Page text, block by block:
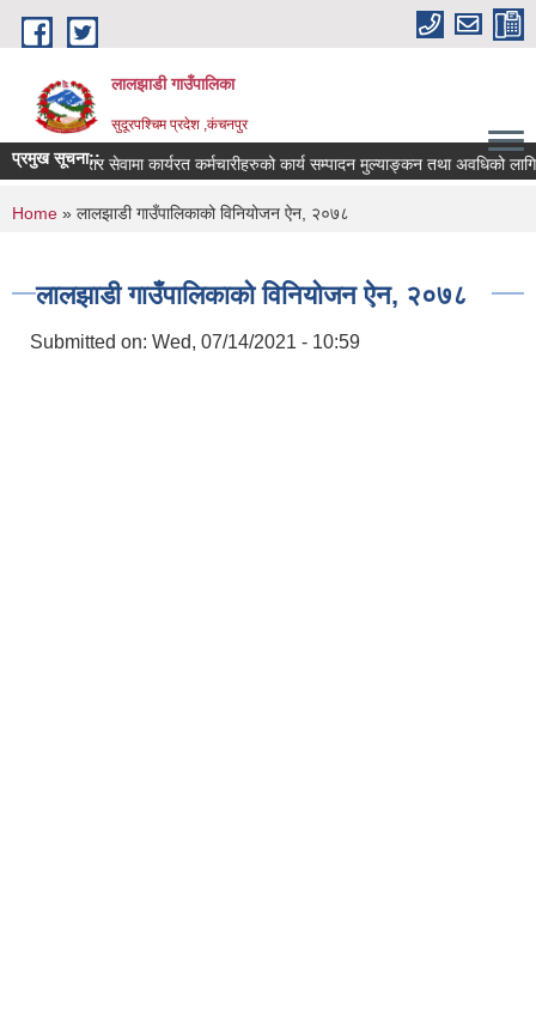
Skip to main content
लालझाडी गाउँपालिका
सुदूरपश्चिम प्रदेश ,कंचनपुर
प्रमुख सूचना::करार सेवामा कार्यरत कर्मचारीहरुको कार्य सम्पादन मुल्याङ्कन तथा अवधिको
You are here
Home » लालझाडी गाउँपालिकाको विनियोजन ऐन, २०७८
लालझाडी गाउँपालिकाको विनियोजन ऐन, २०७८
Submitted on: Wed, 07/14/2021 - 10:59